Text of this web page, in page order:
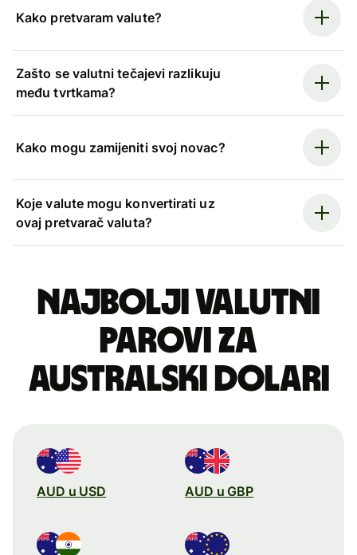
Kako pretvaram valute?
Zašto se valutni tečajevi razlikuju
među tvrtkama?
Kako mogu zamijeniti svoj novac?
Koje valute mogu konvertirati uz
ovaj pretvarač valuta?
Najbolji valutni
parovi za
australski dolari
AUD u USD AUD u GBP